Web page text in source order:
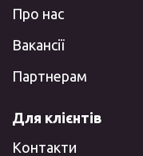
Про нас
Вакансії
Партнерам
Для клієнтів
Контакти